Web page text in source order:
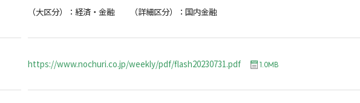
（大区分）：経済・金融 （詳細区分）：国内金融
https://www.nochuri.co.jp/weekly/pdf/flash20230731.pdf 1.0MB